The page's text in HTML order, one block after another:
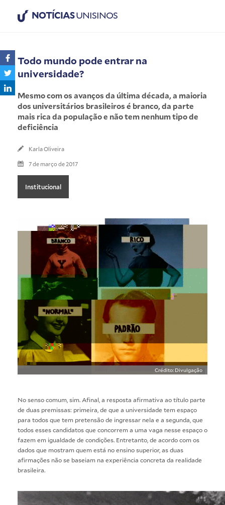
NOTÍCIASUNISINOS
Todo mundo pode entrar na
universidade?
Mesmo com os avanços da última década, a maioria
dos universitários brasileiros é branco, da parte
mais rica da população e não tem nenhum tipo de
deficiência
Karla Oliveira
7 de março de 2017
Institucional
Crédito: Divulgação
No senso comum, sim. Afinal, a resposta afirmativa ao título parte
de duas premissas: primeira, de que a universidade tem espaço
para todos que tem pretensão de ingressar nela e a segunda, que
todos esses candidatos que concorrem a uma vaga nesse espaço o
fazem em igualdade de condições. Entretanto, de acordo com os
dados que mostram quem está no ensino superior, as duas
afirmações não se baseiam na experiência concreta da realidade
brasileira.